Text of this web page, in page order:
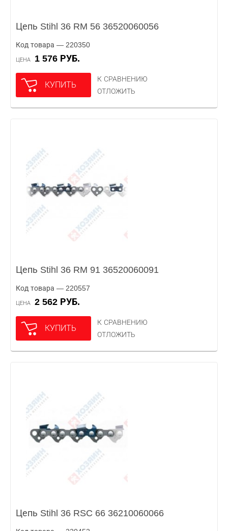
Цепь Stihl 36 RM 56 36520060056
Код товара — 220350
ЦЕНА 1 576 РУБ.
КУПИТЬ
К СРАВНЕНИЮ
ОТЛОЖИТЬ
Цепь Stihl 36 RM 91 36520060091
Код товара — 220557
ЦЕНА 2 562 РУБ.
КУПИТЬ
К СРАВНЕНИЮ
ОТЛОЖИТЬ
Цепь Stihl 36 RSC 66 36210060066